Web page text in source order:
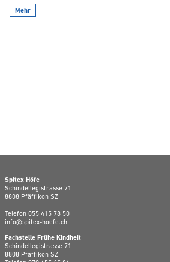
Mehr
Spitex Höfe
Schindellegistrasse 71
8808 Pfäffikon SZ
Telefon 055 415 78 50
info@spitex-hoefe.ch
Fachstelle Frühe Kindheit
Schindellegistrasse 71
8808 Pfäffikon SZ